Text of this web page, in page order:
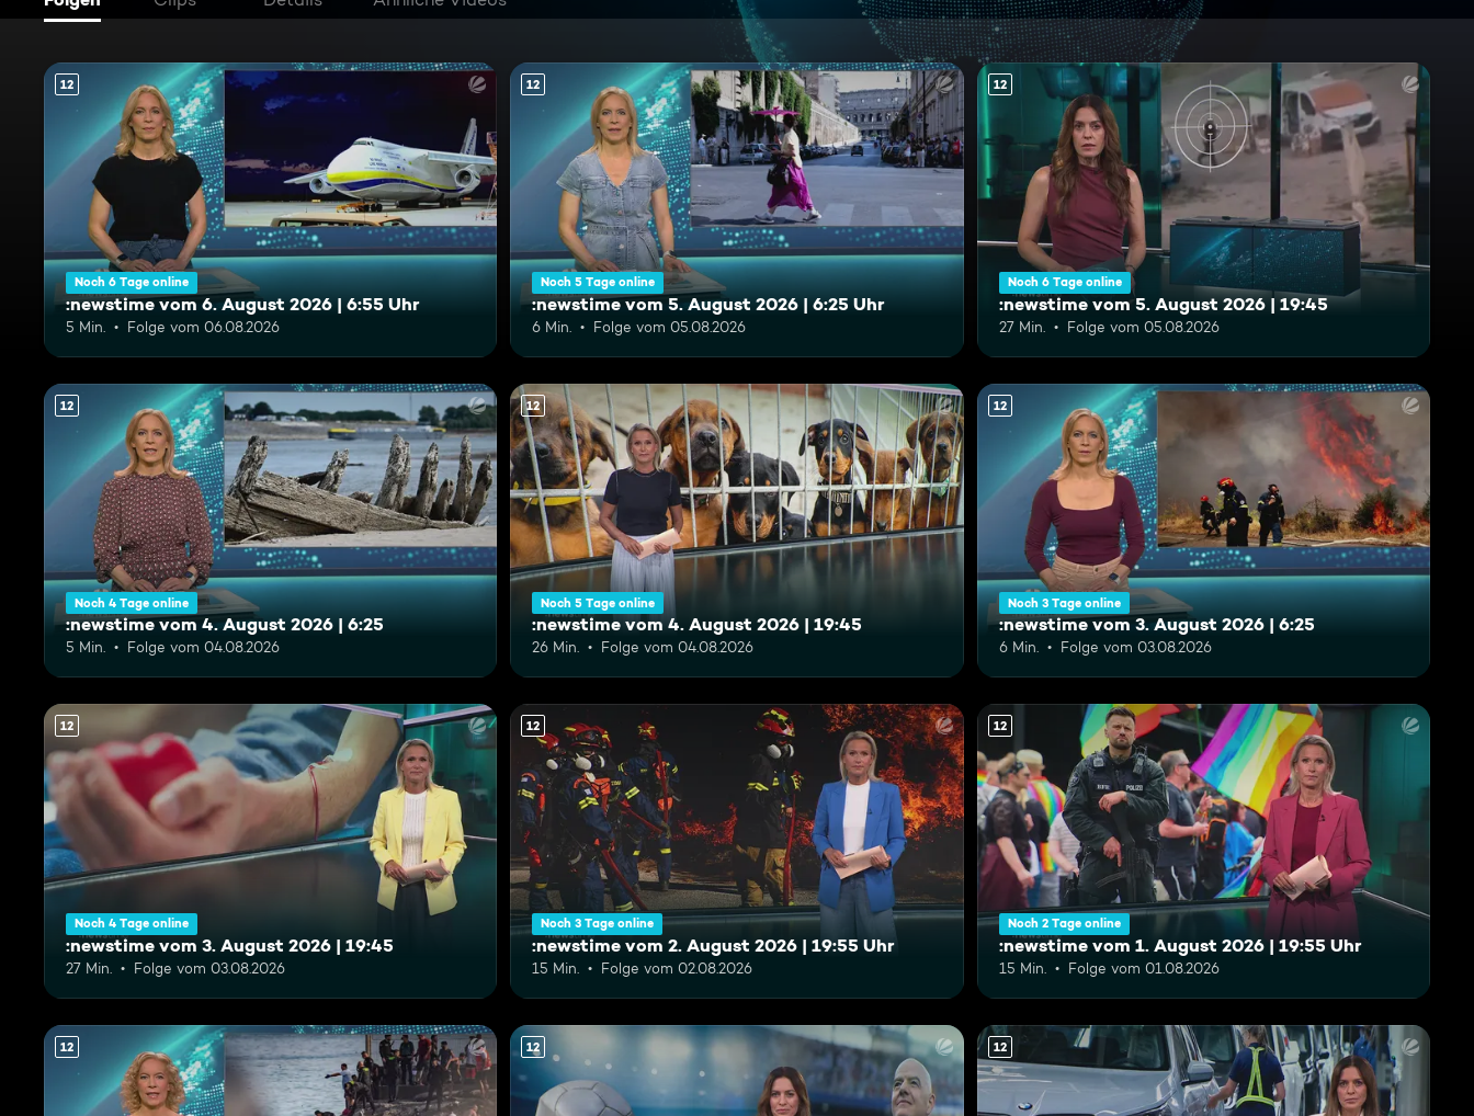
12
Noch 6 Tage online
:newstime vom 6. August 2026 | 6:55 Uhr
5 Min. Folge vom 06.08.2026
12
Noch 5 Tage online
:newstime vom 5. August 2026 | 6:25 Uhr
6 Min. Folge vom 05.08.2026
12
Noch 6 Tage online
:newstime vom 5. August 2026 | 19:45
27 Min. Folge vom 05.08.2026
12
Noch 4 Tage online
:newstime vom 4. August 2026 | 6:25
5 Min. Folge vom 04.08.2026
12
Noch 5 Tage online
:newstime vom 4. August 2026 | 19:45
26 Min. Folge vom 04.08.2026
12
Noch 3 Tage online
:newstime vom 3. August 2026 | 6:25
6 Min. Folge vom 03.08.2026
12
Noch 4 Tage online
:newstime vom 3. August 2026 | 19:45
27 Min. Folge vom 03.08.2026
12
Noch 3 Tage online
:newstime vom 2. August 2026 | 19:55 Uhr
15 Min. Folge vom 02.08.2026
12
Noch 2 Tage online
:newstime vom 1. August 2026 | 19:55 Uhr
15 Min. Folge vom 01.08.2026
12 12 12